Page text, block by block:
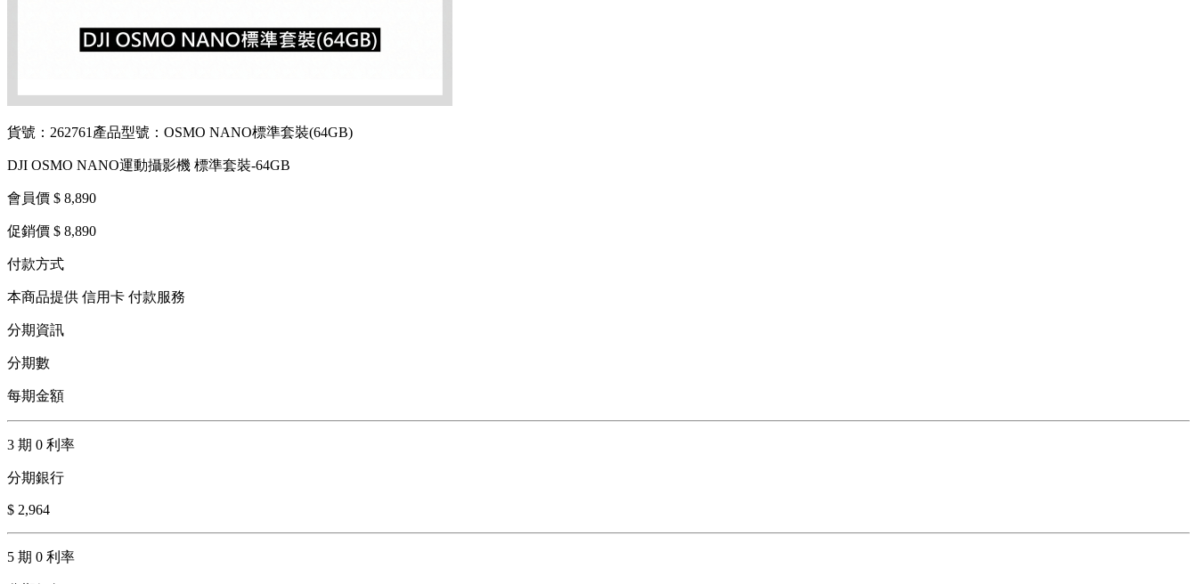
貨號：262761 產品型號：OSMO NANO標準套裝(64GB)
DJI OSMO NANO運動攝影機 標準套裝-64GB
會員價 $ 8,890
促銷價 $ 8,890
付款方式
本商品提供 信用卡 付款服務
分期資訊
分期數
每期金額
3 期 0 利率
分期銀行
$ 2,964
5 期 0 利率